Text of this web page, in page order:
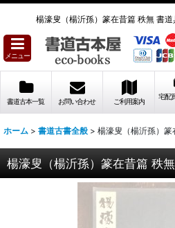
楊濠叟（楊沂孫）篆在昔篇 秩無 書
メニュー
書道古本一覧 お問い合わせ ご利用案内
宅配
ホーム > 書道古書全般 > 楊濠叟（楊沂孫）篆
楊濠叟（楊沂孫）篆在昔篇 秩無